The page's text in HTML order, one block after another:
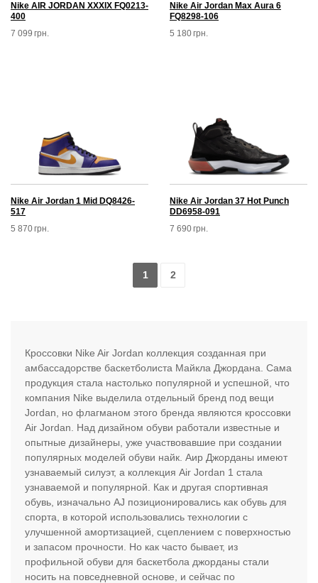
Nike AIR JORDAN XXXIX FQ0213-
400
7 099 грн.
Nike Air Jordan Max Aura 6
FQ8298-106
5 180грн.
Nike Air Jordan 1 Mid DQ8426-
517
5 870грн.
Nike Air Jordan 37 Hot Punch
DD6958-091
7 690грн.
1 2
Кроссовки Nike Air Jordan коллекция созданная при
амбассадорстве баскетболиста Майкла Джордана. Сама
продукция стала настолько популярной и успешной, что
компания Nike выделила отдельный бренд под вещи
Jordan, но флагманом этого бренда являются кроссовки
Air Jordan. Над дизайном обуви работали известные и
опытные дизайнеры, уже участвовавшие при создании
популярных моделей обуви найк. Аир Джорданы имеют
узнаваемый силуэт, а коллекция Air Jordan 1 стала
узнаваемой и популярной. Как и другая спортивная
обувь, изначально AJ позиционировались как обувь для
спорта, в которой использовались технологии с
улучшенной амортизацией, сцеплением с поверхностью
и запасом прочности. Но как часто бывает, из
профильной обуви для баскетбола джорданы стали
носить на повседневной основе, и сейчас по